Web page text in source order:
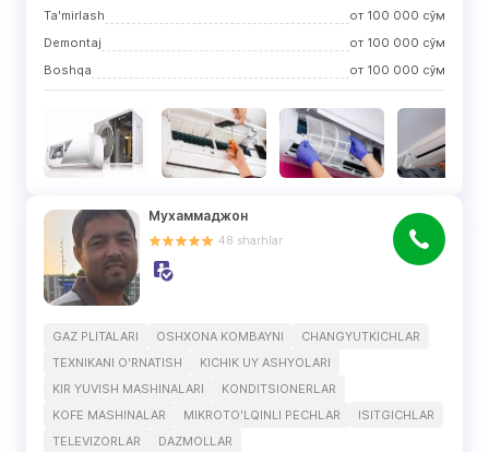
Ta'mirlash от 100 000 сўм
Demontaj
от 100 000 сўм
Boshqa
от 100 000 сўм
Мухаммаджон
48 sharhlar
GAZ PLITALARI OSHXONA KOMBAYNI
CHANGYUTKICHLAR
TEXNIKANI O'RNATISH
KICHIK UY ASHYOLARI
KIR YUVISH MASHINALARI
KONDITSIONERLAR
KOFE MASHINALAR
MIKROTO'LQINLI PECHLAR
ISITGICHLAR
TELEVIZORLAR
DAZMOLLAR